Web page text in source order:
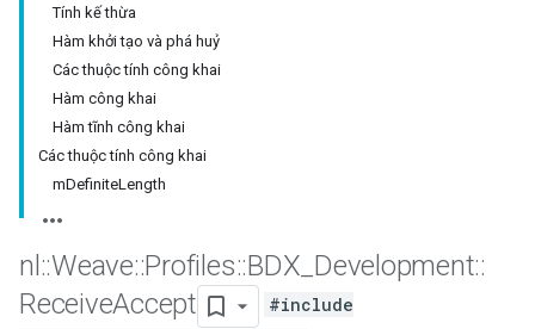
Tính kế thừa
Hàm khởi tạo và phá huỷ
Các thuộc tính công khai
Hàm công khai
Hàm tĩnh công khai
Các thuộc tính công khai
mDefiniteLength
nl ::Weave::Profiles::BDX Development::
ReceiveAccept
#include